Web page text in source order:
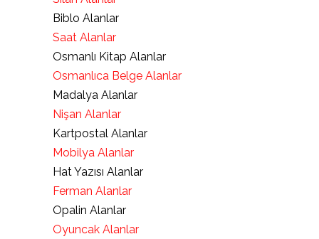
Biblo Alanlar
Saat Alanlar
Osmanlı Kitap Alanlar
Osmanlıca Belge Alanlar
Madalya Alanlar
Nişan Alanlar
Kartpostal Alanlar
Mobilya Alanlar
Hat Yazısı Alanlar
Ferman Alanlar
Opalin Alanlar
Oyuncak Alanlar